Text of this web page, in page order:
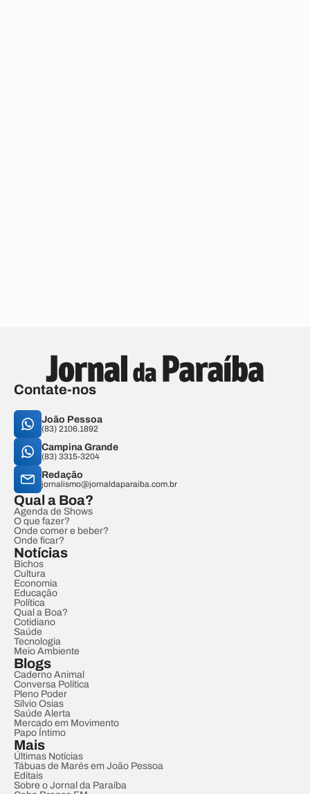
Contate-nos
João Pessoa
(83) 2106.1892
Campina Grande
(83) 3315-3204
Redação
jornalismo@jornaldaparaiba.com.br
Qual a Boa?
Agenda de Shows
O que fazer?
Onde comer e beber?
Onde ficar?
Notícias
Bichos
Cultura
Economia
Educação
Política
Qual a Boa?
Cotidiano
Saúde
Tecnologia
Meio Ambiente
Blogs
Caderno Animal
Conversa Política
Pleno Poder
Sílvio Osias
Saúde Alerta
Mercado em Movimento
Papo Íntimo
Mais
Últimas Notícias
Tábuas de Marés em João Pessoa
Editais
Sobre o Jornal da Paraíba